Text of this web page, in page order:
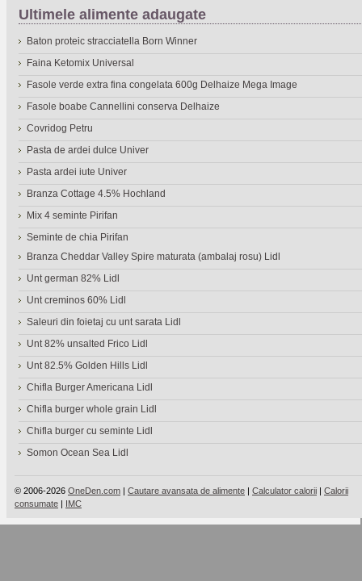
Ultimele alimente adaugate
Baton proteic stracciatella Born Winner
Faina Ketomix Universal
Fasole verde extra fina congelata 600g Delhaize Mega Image
Fasole boabe Cannellini conserva Delhaize
Covridog Petru
Pasta de ardei dulce Univer
Pasta ardei iute Univer
Branza Cottage 4.5% Hochland
Mix 4 seminte Pirifan
Seminte de chia Pirifan
Branza Cheddar Valley Spire maturata (ambalaj rosu) Lidl
Unt german 82% Lidl
Unt creminos 60% Lidl
Saleuri din foietaj cu unt sarata Lidl
Unt 82% unsalted Frico Lidl
Unt 82.5% Golden Hills Lidl
Chifla Burger Americana Lidl
Chifla burger whole grain Lidl
Chifla burger cu seminte Lidl
Somon Ocean Sea Lidl
© 2006-2026 OneDen.com | Cautare avansata de alimente | Calculator calorii | Calorii
consumate | IMC